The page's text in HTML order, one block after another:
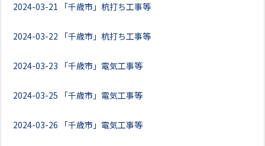
2024-03-21 「千歳市」杭打ち工事等
2024-03-22 「千歳市」杭打ち工事等
2024-03-23 「千歳市」電気工事等
2024-03-25 「千歳市」電気工事等
2024-03-26 「千歳市」電気工事等